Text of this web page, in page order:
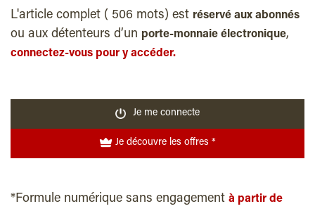
L'article complet ( 506 mots) est réservé aux abonnés
ou aux détenteurs d’un porte-monnaie électronique,
connectez-vous pour y accéder.
Je me connecte
Je découvre les offres *
*Formule numérique sans engagement à partir de